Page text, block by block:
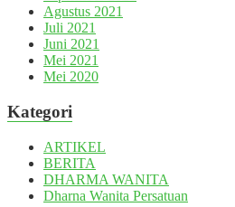
Agustus 2021
Juli 2021
Juni 2021
Mei 2021
Mei 2020
Kategori
ARTIKEL
BERITA
DHARMA WANITA
Dharna Wanita Persatuan